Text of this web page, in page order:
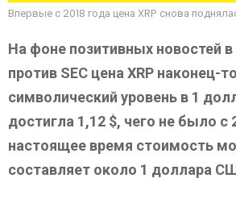
Впервые с 2018 года цена XRP снова
На фоне позитивных новостей в
против SEC цена XRP наконец-
символический уровень в 1
достигла 1,12 $, чего не было с
настоящее время стоимость
составляет около 1 доллара